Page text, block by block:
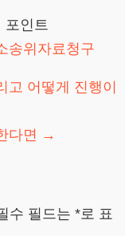
포인트
송위자료청구
고 어떻게 진행이
다면 →
수 필드는 *로 표